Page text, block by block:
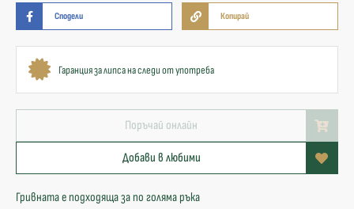
Сподели Копирай
Гаранция за липса на следи от употреба
Поръчай онлайн
Добави в любими
Гривната е подходяща за по голяма ръка